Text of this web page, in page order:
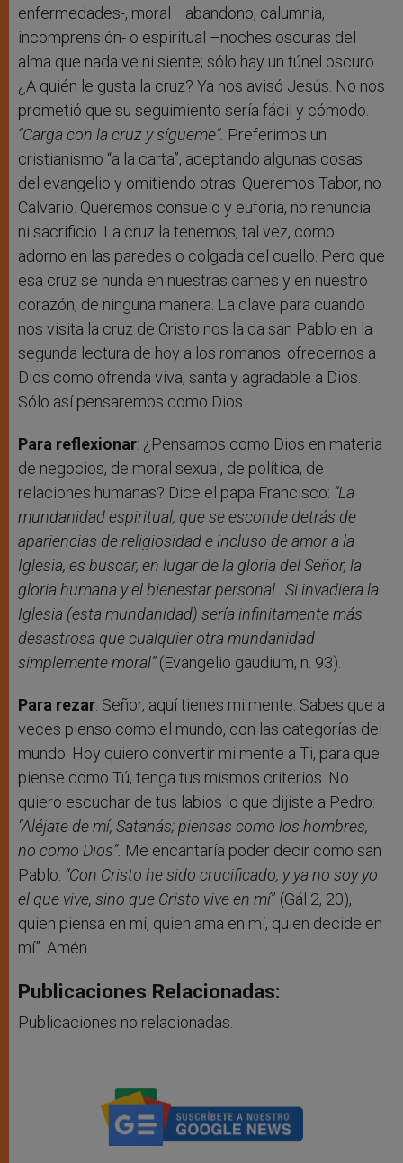
enfermedades-, moral –abandono, calumnia,
incomprensión- o espiritual –noches oscuras del
alma que nada ve ni siente; sólo hay un túnel oscuro.
¿A quién le gusta la cruz? Ya nos avisó Jesús. No nos
prometió que su seguimiento sería fácil y cómodo.
“Carga con la cruz y sígueme”. Preferimos un
cristianismo “a la carta”, aceptando algunas cosas
del evangelio y omitiendo otras. Queremos Tabor, no
Calvario. Queremos consuelo y euforia, no renuncia
ni sacrificio. La cruz la tenemos, tal vez, como
adorno en las paredes o colgada del cuello. Pero que
esa cruz se hunda en nuestras carnes y en nuestro
corazón, de ninguna manera. La clave para cuando
nos visita la cruz de Cristo nos la da san Pablo en la
segunda lectura de hoy a los romanos: ofrecernos a
Dios como ofrenda viva, santa y agradable a Dios.
Sólo así pensaremos como Dios.
Para reflexionar: ¿Pensamos como Dios en materia
de negocios, de moral sexual, de política, de
relaciones humanas? Dice el papa Francisco: “La
mundanidad espiritual, que se esconde detrás de
apariencias de religiosidad e incluso de amor a la
Iglesia, es buscar, en lugar de la gloria del Señor, la
gloria humana y el bienestar personal…Si invadiera la
Iglesia (esta mundanidad) sería infinitamente más
desastrosa que cualquier otra mundanidad
simplemente moral”(Evangelio gaudium, n. 93).
Para rezar: Señor, aquí tienes mi mente. Sabes que a
veces pienso como el mundo, con las categorías del
mundo. Hoy quiero convertir mi mente a Ti, para que
piense como Tú, tenga tus mismos criterios. No
quiero escuchar de tus labios lo que dijiste a Pedro:
“Aléjate de mí, Satanás; piensas como los hombres,
no como Dios”. Me encantaría poder decir como san
Pablo: “Con Cristo he sido crucificado, y ya no soy yo
el que vive, sino que Cristo vive en mí” (Gál 2, 20),
quien piensa en mí, quien ama en mí, quien decide en
mí”. Amén.
Publicaciones Relacionadas:
Publicaciones no relacionadas.